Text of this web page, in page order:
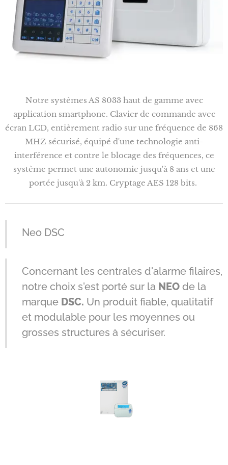
Notre systèmes AS 8033 haut de gamme avec
application smartphone. Clavier de commande avec
écran LCD, entièrement radio sur une fréquence de 868
MHZ sécurisé, équipé d'une technologie anti-
interférence et contre le blocage des fréquences, ce
système permet une autonomie jusqu'à 8 ans et une
portée jusqu'à 2 km. Cryptage AES 128 bits.
Neo DSC
Concernant les centrales d'alarme filaires,
notre choix s'est porté sur la NEO de la
marque DSC. Un produit fiable, qualitatif
et modulable pour les moyennes ou
grosses structures à sécuriser.